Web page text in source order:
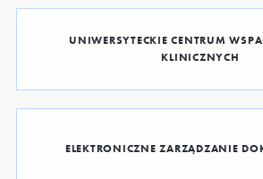
UNIWERSYTECKIE CENTRUM
KLINICZNYCH
ELEKTRONICZNE ZARZĄDZANIE